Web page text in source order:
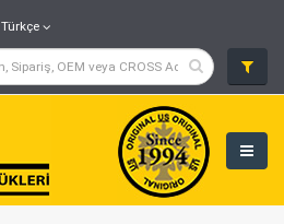
Türkçe